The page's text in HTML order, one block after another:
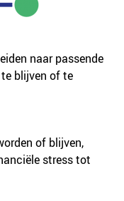
naar passende
blijven of te
of blijven,
stress tot